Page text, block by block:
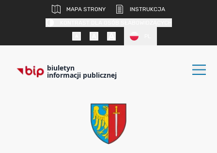
MAPA STRONY
INSTRUKCJA
biuletyn
informacji publicznej